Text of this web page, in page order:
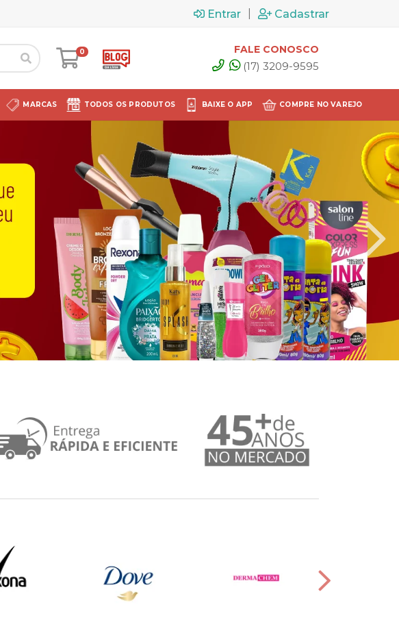
Entrar Cadastrar
0 FALE CONOSCO
(17) 3209-9595
MARCAS TODOS OS PRODUTOS BAIXE O APP COMPRE NO VAREJO